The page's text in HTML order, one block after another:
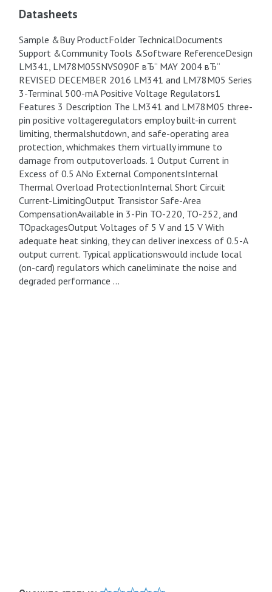
Datasheets
Sample &Buy ProductFolder TechnicalDocuments
Support &Community Tools &Software ReferenceDesign
LM341, LM78M05SNVS090F вЂ“ MAY 2004 вЂ“
REVISED DECEMBER 2016 LM341 and LM78M05 Series
3-Terminal 500-mA Positive Voltage Regulators1
Features 3 Description The LM341 and LM78M05 three-
pin positive voltageregulators employ built-in current
limiting, thermalshutdown, and safe-operating area
protection, whichmakes them virtually immune to
damage from outputoverloads. 1 Output Current in
Excess of 0.5 ANo External ComponentsInternal
Thermal Overload ProtectionInternal Short Circuit
Current-LimitingOutput Transistor Safe-Area
CompensationAvailable in 3-Pin TO-220, TO-252, and
TOpackagesOutput Voltages of 5 V and 15 V With
adequate heat sinking, they can deliver inexcess of 0.5-A
output current. Typical applicationswould include local
(on-card) regulators which caneliminate the noise and
degraded performance …